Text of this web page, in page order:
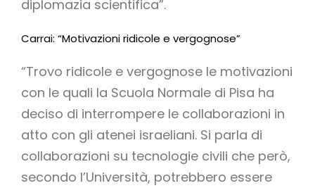
diplomazia scientifica”.
Carrai: “Motivazioni ridicole e vergognose”
“Trovo ridicole e vergognose le motivazioni
con le quali la Scuola Normale di Pisa ha
deciso di interrompere le collaborazioni in
atto con gli atenei israeliani. Si parla di
collaborazioni su tecnologie civili che però,
secondo l’Università, potrebbero essere